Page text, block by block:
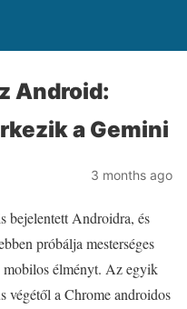
Android:
a Gemini
3 months ago
bejelentett Androidra, és
próbálja mesterséges
élményt. Az egyik
végétől a Chrome androidos